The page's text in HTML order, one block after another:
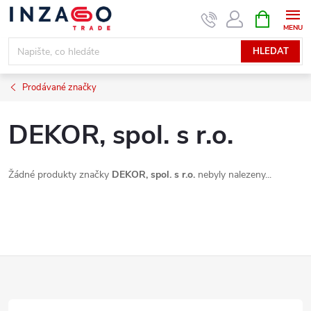
Přejít
obsah
HLEDAT
NÁKUPNÍ
KOŠÍK
Prodávané značky
DEKOR, spol. s r.o.
Žádné produkty značky DEKOR, spol. s r.o. nebyly nalezeny...